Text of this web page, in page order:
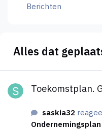
Berichten
Alles dat
Toekomstplan.
saskia32